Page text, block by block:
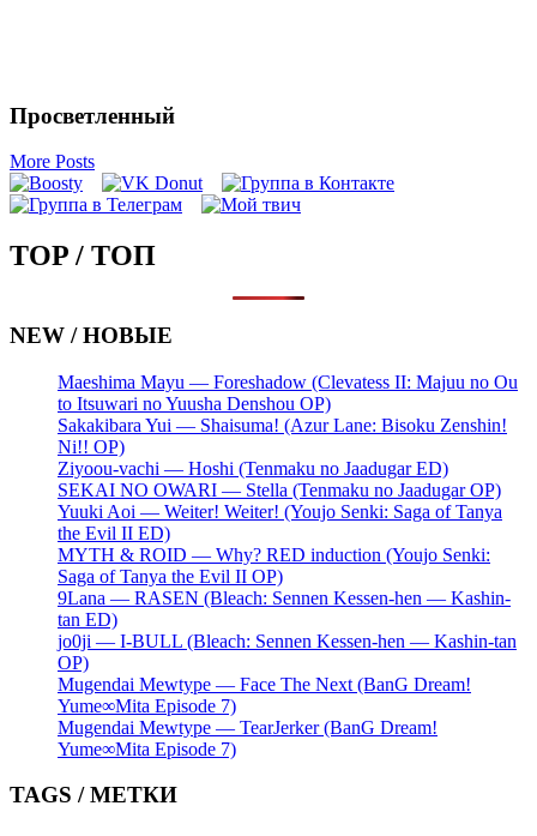
Просветленный
More Posts
TOP / ТОП
NEW / НОВЫЕ
Maeshima Mayu — Foreshadow (Clevatess II: Majuu no Ou
to Itsuwari no Yuusha Denshou OP)
Sakakibara Yui — Shaisuma! (Azur Lane: Bisoku Zenshin!
Ni!! OP)
Ziyoou-vachi — Hoshi (Tenmaku no Jaadugar ED)
SEKAI NO OWARI — Stella (Tenmaku no Jaadugar OP)
Yuuki Aoi — Weiter! Weiter! (Youjo Senki: Saga of Tanya
the Evil II ED)
MYTH & ROID — Why? RED induction (Youjo Senki:
Saga of Tanya the Evil II OP)
9Lana — RASEN (Bleach: Sennen Kessen-hen — Kashin-
tan ED)
jo0ji — I-BULL (Bleach: Sennen Kessen-hen — Kashin-tan
OP)
Mugendai Mewtype — Face The Next (BanG Dream!
Yume∞Mita Episode 7)
Mugendai Mewtype — TearJerker (BanG Dream!
Yume∞Mita Episode 7)
TAGS / МЕТКИ